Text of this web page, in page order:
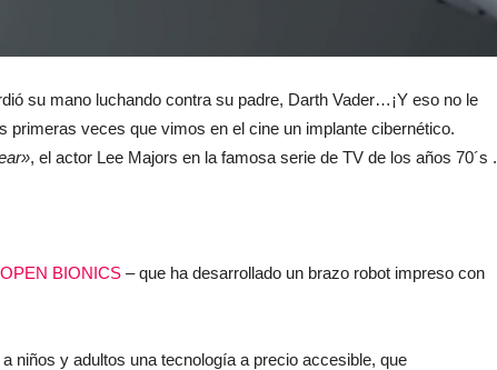
su mano luchando contra su padre, Darth Vader…¡Y eso no le
primeras veces que vimos en el cine un implante cibernético.
, el actor Lee Majors en la famosa serie de TV de los años 70´s .
OPEN BIONICS – que ha desarrollado un brazo robot impreso con
niños y adultos una tecnología a precio accesible, que